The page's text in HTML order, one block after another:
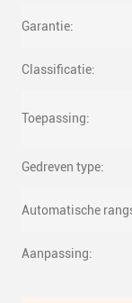
Garantie:
Classificatie:
Toepassing:
Gedreven type:
Automatische
Aanpassing: